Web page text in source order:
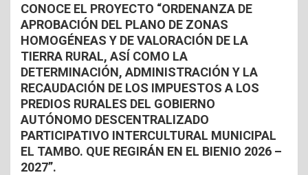
CONOCE EL PROYECTO “ORDENANZA DE
APROBACIÓN DEL PLANO DE ZONAS
HOMOGÉNEAS Y DE VALORACIÓN DE LA
TIERRA RURAL, ASÍ COMO LA
DETERMINACIÓN, ADMINISTRACIÓN Y LA
RECAUDACIÓN DE LOS IMPUESTOS A LOS
PREDIOS RURALES DEL GOBIERNO
AUTÓNOMO DESCENTRALIZADO
PARTICIPATIVO INTERCULTURAL MUNICIPAL
EL TAMBO. QUE REGIRÁN EN EL BIENIO 2026 –
2027”.